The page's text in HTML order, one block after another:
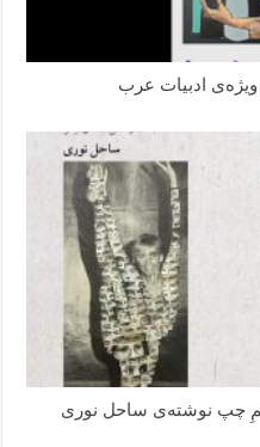
ویژه‌ی ادبیات عرب
چپ نوشته‌ی ساحل نوری